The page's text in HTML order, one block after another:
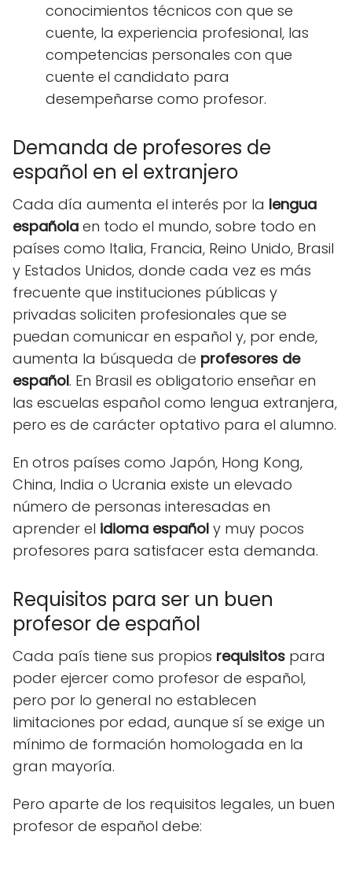
conocimientos técnicos con que se
cuente, la experiencia profesional, las
competencias personales con que
cuente el candidato para
desempeñarse como profesor.
Demanda de profesores de
español en el extranjero
Cada día aumenta el interés por la lengua
española en todo el mundo, sobre todo en
países como Italia, Francia, Reino Unido, Brasil
y Estados Unidos, donde cada vez es más
frecuente que instituciones públicas y
privadas soliciten profesionales que se
puedan comunicar en español y, por ende,
aumenta la búsqueda de profesores de
español. En Brasil es obligatorio enseñar en
las escuelas español como lengua extranjera,
pero es de carácter optativo para el alumno.
En otros países como Japón, Hong Kong,
China, India o Ucrania existe un elevado
número de personas interesadas en
aprender el idioma español y muy pocos
profesores para satisfacer esta demanda.
Requisitos para ser un buen
profesor de español
Cada país tiene sus propios requisitos para
poder ejercer como profesor de español,
pero por lo general no establecen
limitaciones por edad, aunque sí se exige un
mínimo de formación homologada en la
gran mayoría.
Pero aparte de los requisitos legales, un buen
profesor de español debe: